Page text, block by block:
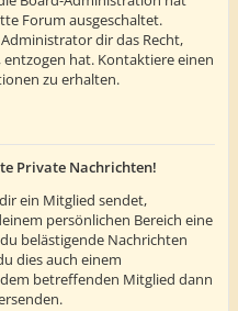
Forum ausgeschaltet.
dir das Recht,
hat. Kontaktiere einen
zu erhalten.
Private Nachrichten!
ein Mitglied sendet,
persönlichen Bereich eine
belästigende Nachrichten
dies auch einem
betreffenden Mitglied dann